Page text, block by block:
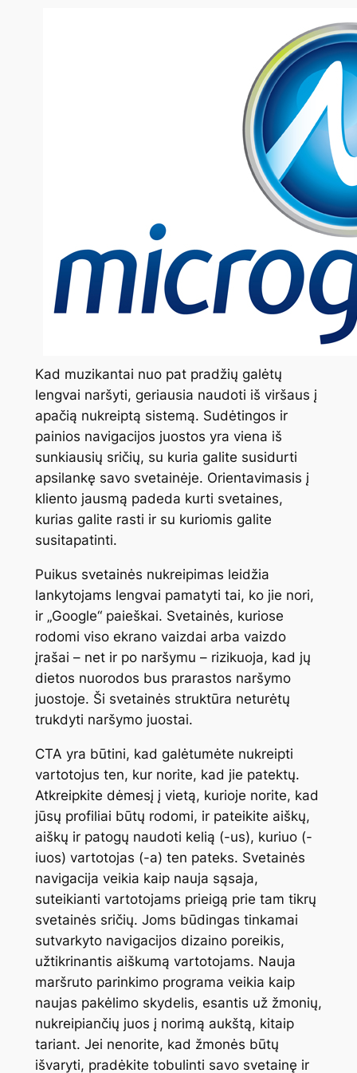
Kad muzikantai nuo pat pradžių galėtų
lengvai naršyti, geriausia naudoti iš viršaus į
apačią nukreiptą sistemą. Sudėtingos ir
painios navigacijos juostos yra viena iš
sunkiausių sričių, su kuria galite susidurti
apsilankę savo svetainėje. Orientavimasis į
kliento jausmą padeda kurti svetaines,
kurias galite rasti ir su kuriomis galite
susitapatinti.
Puikus svetainės nukreipimas leidžia
lankytojams lengvai pamatyti tai, ko jie nori,
ir „Google“ paieškai. Svetainės, kuriose
rodomi viso ekrano vaizdai arba vaizdo
įrašai – net ir po naršymu – rizikuoja, kad jų
dietos nuorodos bus prarastos naršymo
juostoje. Ši svetainės struktūra neturėtų
trukdyti naršymo juostai.
CTA yra būtini, kad galėtumėte nukreipti
vartotojus ten, kur norite, kad jie patektų.
Atkreipkite dėmesį į vietą, kurioje norite, kad
jūsų profiliai būtų rodomi, ir pateikite aiškų,
aiškų ir patogų naudoti kelią (-us), kuriuo (-
iuos) vartotojas (-a) ten pateks. Svetainės
navigacija veikia kaip nauja sąsaja,
suteikianti vartotojams prieigą prie tam tikrų
svetainės sričių. Joms būdingas tinkamai
sutvarkyto navigacijos dizaino poreikis,
užtikrinantis aiškumą vartotojams. Nauja
maršruto parinkimo programa veikia kaip
naujas pakėlimo skydelis, esantis už žmonių,
nukreipiančių juos į norimą aukštą, kitaip
tariant. Jei nenorite, kad žmonės būtų
išvaryti, pradėkite tobulinti savo svetainę ir